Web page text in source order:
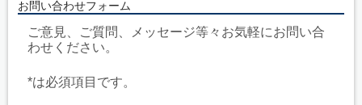
お問い合わせフォーム
ご意見、ご質問、メッセージ等々お気軽にお問い合
わせください。
*は必須項目です。